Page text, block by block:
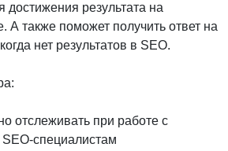
достижения результата на
А также поможет получить ответ на
нет результатов в SEO.
отслеживать при работе с
SEO-специалистам